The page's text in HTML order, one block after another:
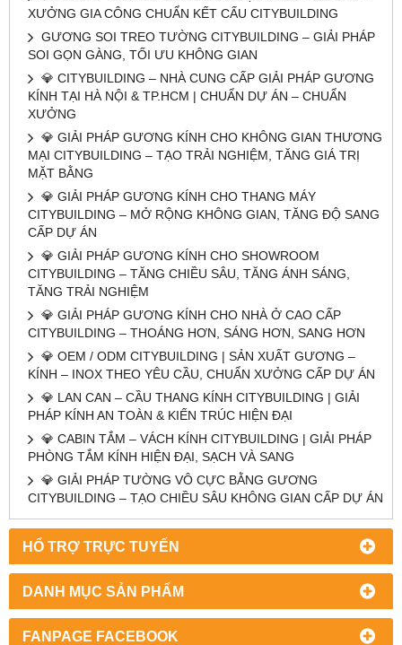
HỔ TRỢ TRỰC TUYẾN
DANH MỤC SẢN PHẨM
FANPAGE FACEBOOK
XƯỞNG GIA CÔNG CHUẨN KẾT CẤU CITYBUILDING
GƯƠNG SOI TREO TƯỜNG CITYBUILDING – GIẢI PHÁP
SOI GỌN GÀNG, TỐI ƯU KHÔNG GIAN
💎 CITYBUILDING – NHÀ CUNG CẤP GIẢI PHÁP GƯƠNG
KÍNH TẠI HÀ NỘI & TP.HCM | CHUẨN DỰ ÁN – CHUẨN
XƯỞNG
💎 GIẢI PHÁP GƯƠNG KÍNH CHO KHÔNG GIAN THƯƠNG
MẠI CITYBUILDING – TẠO TRẢI NGHIỆM, TĂNG GIÁ TRỊ
MẶT BẰNG
💎 GIẢI PHÁP GƯƠNG KÍNH CHO THANG MÁY
CITYBUILDING – MỞ RỘNG KHÔNG GIAN, TĂNG ĐỘ SANG
CẤP DỰ ÁN
💎 GIẢI PHÁP GƯƠNG KÍNH CHO SHOWROOM
CITYBUILDING – TĂNG CHIỀU SÂU, TĂNG ÁNH SÁNG,
TĂNG TRẢI NGHIỆM
💎 GIẢI PHÁP GƯƠNG KÍNH CHO NHÀ Ở CAO CẤP
CITYBUILDING – THOÁNG HƠN, SÁNG HƠN, SANG HƠN
💎 OEM / ODM CITYBUILDING | SẢN XUẤT GƯƠNG –
KÍNH – INOX THEO YÊU CẦU, CHUẨN XƯỞNG CẤP DỰ ÁN
💎 LAN CAN – CẦU THANG KÍNH CITYBUILDING | GIẢI
PHÁP KÍNH AN TOÀN & KIẾN TRÚC HIỆN ĐẠI
💎 CABIN TẮM – VÁCH KÍNH CITYBUILDING | GIẢI PHÁP
PHÒNG TẮM KÍNH HIỆN ĐẠI, SẠCH VÀ SANG
💎 GIẢI PHÁP TƯỜNG VÔ CỰC BẰNG GƯƠNG
CITYBUILDING – TẠO CHIỀU SÂU KHÔNG GIAN CẤP DỰ ÁN